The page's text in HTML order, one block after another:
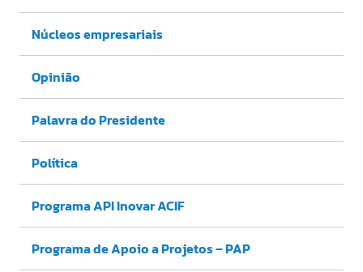
Núcleos empresariais
Opinião
Palavra do Presidente
Política
Programa API Inovar ACIF
Programa de Apoio a Projetos – PAP